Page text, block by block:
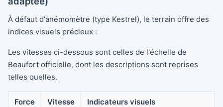
À défaut d'anémomètre (type Kestrel), le terrain offre des
indices visuels précieux :
Les vitesses ci-dessous sont celles de l'échelle de
Beaufort officielle, dont les descriptions sont reprises
telles quelles.
Force Vitesse Indicateurs visuels